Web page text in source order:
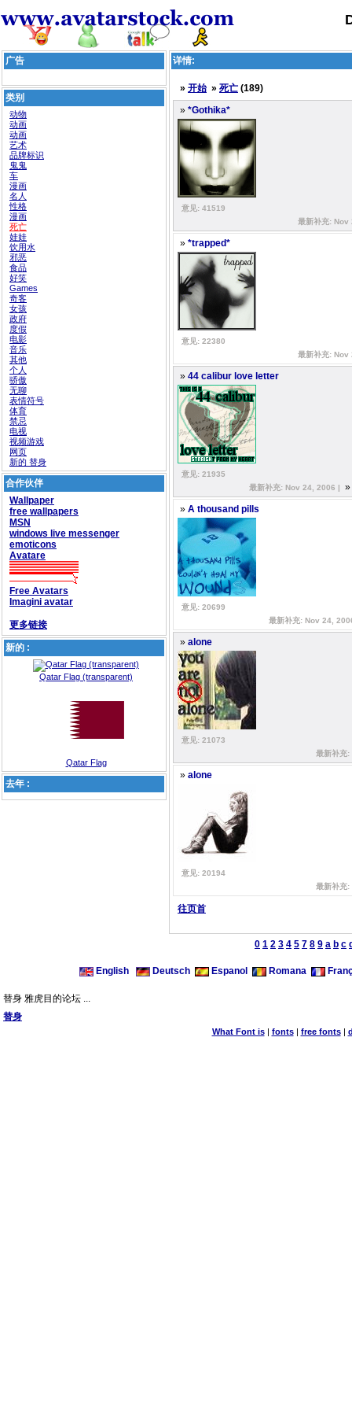
广告
类别
动物
动画
动画
艺术
品牌标识
鬼鬼
车
漫画
名人
性格
漫画
死亡
娃娃
饮用水
邪恶
食品
好笑
Games
奇客
女孩
政府
度假
电影
音乐
其他
个人
骄傲
无聊
表情符号
体育
禁忌
电视
视频游戏
网页
新的 替身
合作伙伴
Wallpaper
free wallpapers
MSN
windows live messenger
emoticons
Avatare
Free Avatars
Imagini avatar
更多链接
新的 :
Qatar Flag (transparent)
Qatar Flag
去年 :
详情:
» 开始 » 死亡 (189)
» *Gothika*
意见: 41519
最新补充:
» *trapped*
意见: 22380
最新补充:
» 44 calibur love letter
意见: 21935
最新补充: Nov 24, 2006 |
»
» A thousand pills
意见: 20699
最新补充: Nov 24,
» alone
意见: 21073
最新补充
» alone
意见: 20194
最新补充
往页首
0 1 2 3 4 5 7 8 9 a b c
English Deutsch Espanol Romana
替身 雅虎目的论坛 ...
替身
What Font is| fonts| free fonts|